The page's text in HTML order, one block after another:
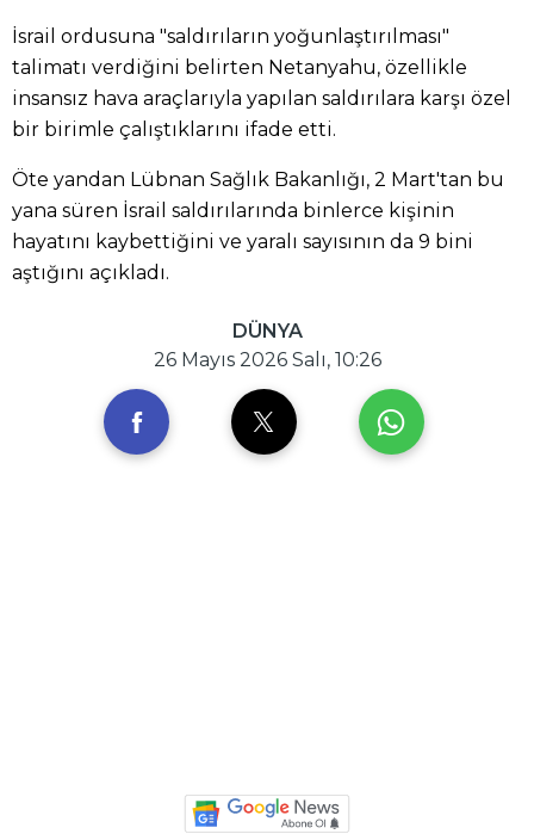
İsrail ordusuna "saldırıların yoğunlaştırılması"
talimatı verdiğini belirten Netanyahu, özellikle
insansız hava araçlarıyla yapılan saldırılara karşı özel
bir birimle çalıştıklarını ifade etti.
Öte yandan Lübnan Sağlık Bakanlığı, 2 Mart'tan bu
yana süren İsrail saldırılarında binlerce kişinin
hayatını kaybettiğini ve yaralı sayısının da 9 bini
aştığını açıkladı.
DÜNYA
26 Mayıs 2026 Salı, 10:26